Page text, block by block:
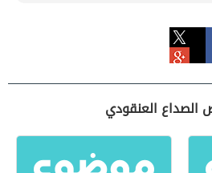
الصداع العنقودي